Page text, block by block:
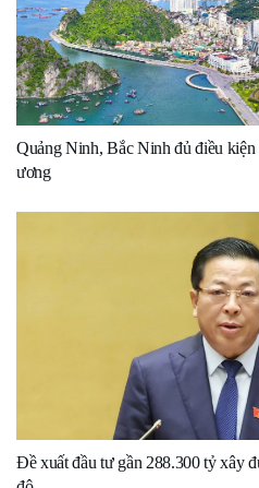
Quảng Ninh, Bắc Ninh đủ điều
ương
Đề xuất đầu tư gần 288.300 tỷ xây